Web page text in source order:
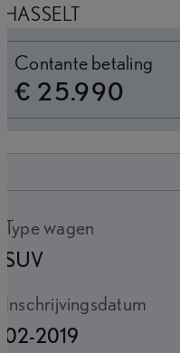
HASSELT
Contante betaling
€ 25.990
Type wagen
SUV
Inschrijvingsdatum
02-2019